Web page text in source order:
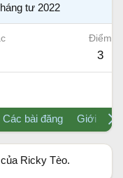
tư 2022
Điểm
3
Các bài đăng Giới thiệu
Ricky Tèo.